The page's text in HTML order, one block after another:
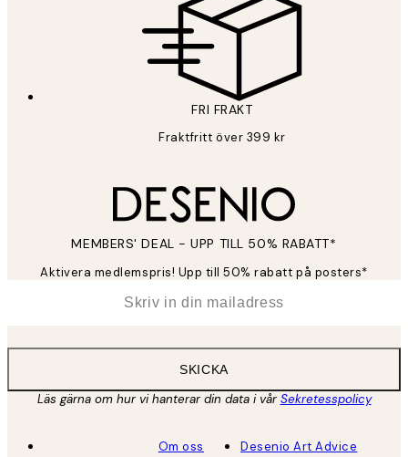
FRI FRAKT
Fraktfritt över 399 kr
MEMBERS' DEAL - UPP TILL 50% RABATT*
Aktivera medlemspris! Upp till 50% rabatt på posters*
SKICKA
Läs gärna om hur vi hanterar din data i vårSekretesspolicy
Om oss
Desenio Art Advice